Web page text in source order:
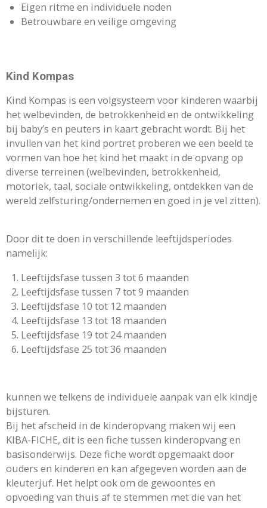
Eigen ritme en individuele noden
Betrouwbare en veilige omgeving
Kind Kompas
Kind Kompas is een volgsysteem voor kinderen waarbij
het welbevinden, de betrokkenheid en de ontwikkeling
bij baby’s en peuters in kaart gebracht wordt. Bij het
invullen van het kind portret proberen we een beeld te
vormen van hoe het kind het maakt in de opvang op
diverse terreinen (welbevinden, betrokkenheid,
motoriek, taal, sociale ontwikkeling, ontdekken van de
wereld zelfsturing/ondernemen en goed in je vel zitten).
Door dit te doen in verschillende leeftijdsperiodes
namelijk:
Leeftijdsfase tussen 3 tot 6 maanden
Leeftijdsfase tussen 7 tot 9 maanden
Leeftijdsfase 10 tot 12 maanden
Leeftijdsfase 13 tot 18 maanden
Leeftijdsfase 19 tot 24 maanden
Leeftijdsfase 25 tot 36 maanden
kunnen we telkens de individuele aanpak van elk kindje
bijsturen.
Bij het afscheid in de kinderopvang maken wij een
KIBA-FICHE, dit is een fiche tussen kinderopvang en
basisonderwijs. Deze fiche wordt opgemaakt door
ouders en kinderen en kan afgegeven worden aan de
kleuterjuf. Het helpt ook om de gewoontes en
opvoeding van thuis af te stemmen met die van het